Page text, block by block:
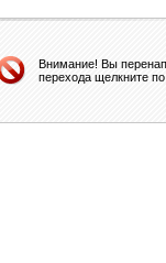
Внимание! Вы
перехода щелкните